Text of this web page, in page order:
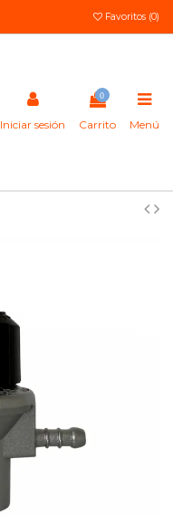
Favoritos (0)
Iniciar sesión
0
Carrito Menú